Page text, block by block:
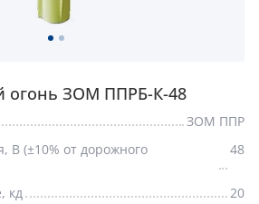
огонь ЗОМ ППРБ-К-48
ЗОМ ППР
В (±10% от дорожного
48
кд
20